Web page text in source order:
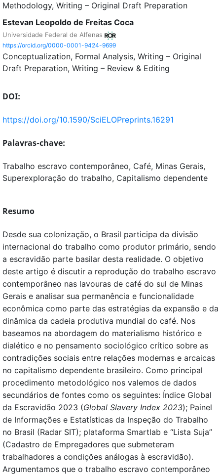
Methodology Writing – Original Draft Preparation
Estevan Leopoldo de Freitas Coca
Universidade Federal de Alfenas
https://orcid.org/0000-0001-9424-9699
Conceptualization Formal Analysis Writing – Original
Draft Preparation Writing – Review & Editing
DOI:
https://doi.org/10.1590/SciELOPreprints.16291
Palavras-chave:
Trabalho escravo contemporâneo, Café, Minas Gerais,
Superexploração do trabalho, Capitalismo dependente
Resumo
Desde sua colonização, o Brasil participa da divisão
internacional do trabalho como produtor primário, sendo
a escravidão parte basilar desta realidade. O objetivo
deste artigo é discutir a reprodução do trabalho escravo
contemporâneo nas lavouras de café do sul de Minas
Gerais e analisar sua permanência e funcionalidade
econômica como parte das estratégias da expansão e da
dinâmica da cadeia produtiva mundial do café. Nos
baseamos na abordagem do materialismo histórico e
dialético e no pensamento sociológico crítico sobre as
contradições sociais entre relações modernas e arcaicas
no capitalismo dependente brasileiro. Como principal
procedimento metodológico nos valemos de dados
secundários de fontes como os seguintes: Índice Global
da Escravidão 2023 (Global Slavery Index 2023); Painel
de Informações e Estatísticas da Inspeção do Trabalho
no Brasil (Radar SIT); plataforma Smartlab e “Lista Suja”
(Cadastro de Empregadores que submeteram
trabalhadores a condições análogas à escravidão).
Argumentamos que o trabalho escravo contemporâneo